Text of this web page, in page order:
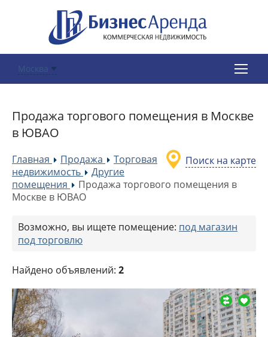
Москва
Продажа торгового помещения в Москве
в ЮВАО
Поиск на карте
Главная »Продажа »
Торговая
недвижимость
»
Другие
помещения
»Продажа торгового помещения в
Москве в ЮВАО
Возможно, вы ищете помещение: под магазин
под торговлю
Найдено объявлений: 2